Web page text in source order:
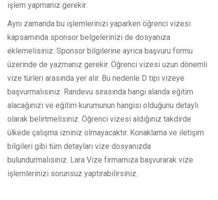
işlem yapmanız gerekir.
Aynı zamanda bu işlemlerinizi yaparken öğrenci vizesi
kapsamında sponsor belgelerinizi de dosyanıza
eklemelisiniz. Sponsor bilgilerine ayrıca başvuru formu
üzerinde de yazmanız gerekir. Öğrenci vizesi uzun dönemli
vize türleri arasında yer alır. Bu nedenle D tipi vizeye
başvurmalısınız. Randevu sırasında hangi alanda eğitim
alacağınızı ve eğitim kurumunun hangisi olduğunu detaylı
olarak belirtmelisiniz. Öğrenci vizesi aldığınız takdirde
ülkede çalışma izniniz olmayacaktır. Konaklama ve iletişim
bilgileri gibi tüm detayları vize dosyanızda
bulundurmalısınız. Lara Vize firmamıza başvurarak vize
işlemlerinizi sorunsuz yaptırabilirsiniz.